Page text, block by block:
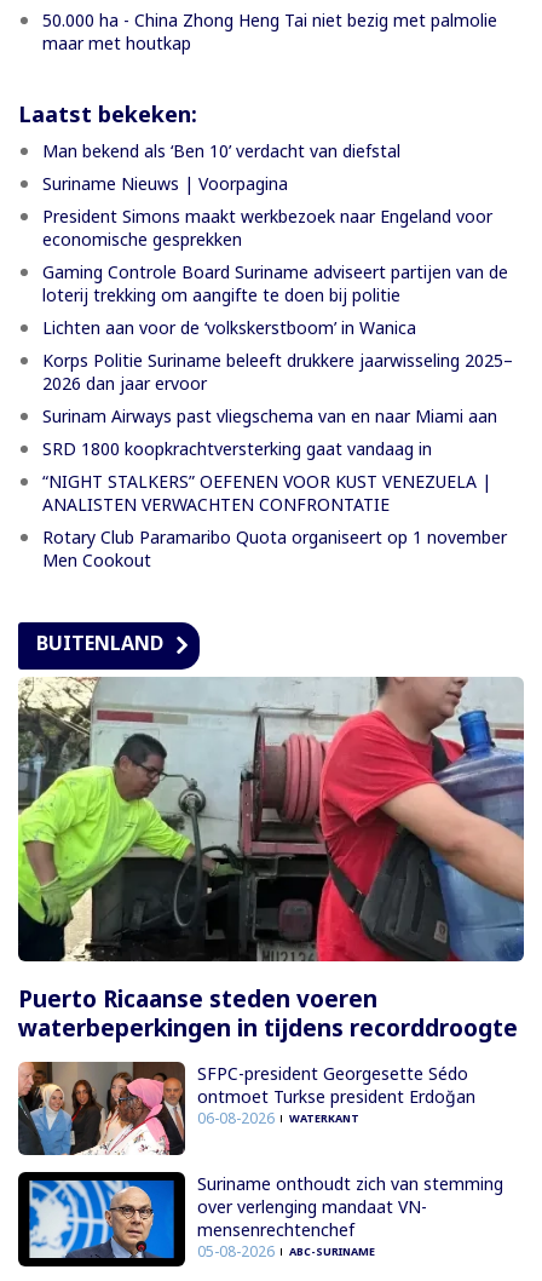
50.000 ha - China Zhong Heng Tai niet bezig met palmolie
maar met houtkap
Laatst bekeken:
Man bekend als ‘Ben 10’ verdacht van diefstal
Suriname Nieuws | Voorpagina
President Simons maakt werkbezoek naar Engeland voor
economische gesprekken
Gaming Controle Board Suriname adviseert partijen van de
loterij trekking om aangifte te doen bij politie
Lichten aan voor de ‘volkskerstboom’ in Wanica
Korps Politie Suriname beleeft drukkere jaarwisseling 2025–
2026 dan jaar ervoor
Surinam Airways past vliegschema van en naar Miami aan
SRD 1800 koopkrachtversterking gaat vandaag in
“NIGHT STALKERS” OEFENEN VOOR KUST VENEZUELA |
ANALISTEN VERWACHTEN CONFRONTATIE
Rotary Club Paramaribo Quota organiseert op 1 november
Men Cookout
BUITENLAND
Puerto Ricaanse steden voeren
waterbeperkingen in tijdens recorddroogte
SFPC-president Georgesette Sédo
ontmoet Turkse president Erdoğan
06-08-2026 WATERKANT
Suriname onthoudt zich van stemming
over verlenging mandaat VN-
mensenrechtenchef
05-08-2026 ABC-SURINAME